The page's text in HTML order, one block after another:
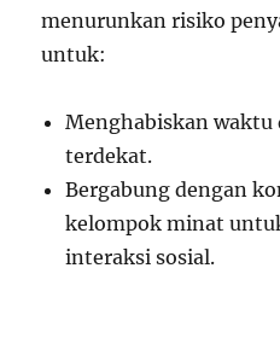
menurunkan risiko
untuk:
Menghabiskan
terdekat.
Bergabung dengan
kelompok minat
interaksi sosial.